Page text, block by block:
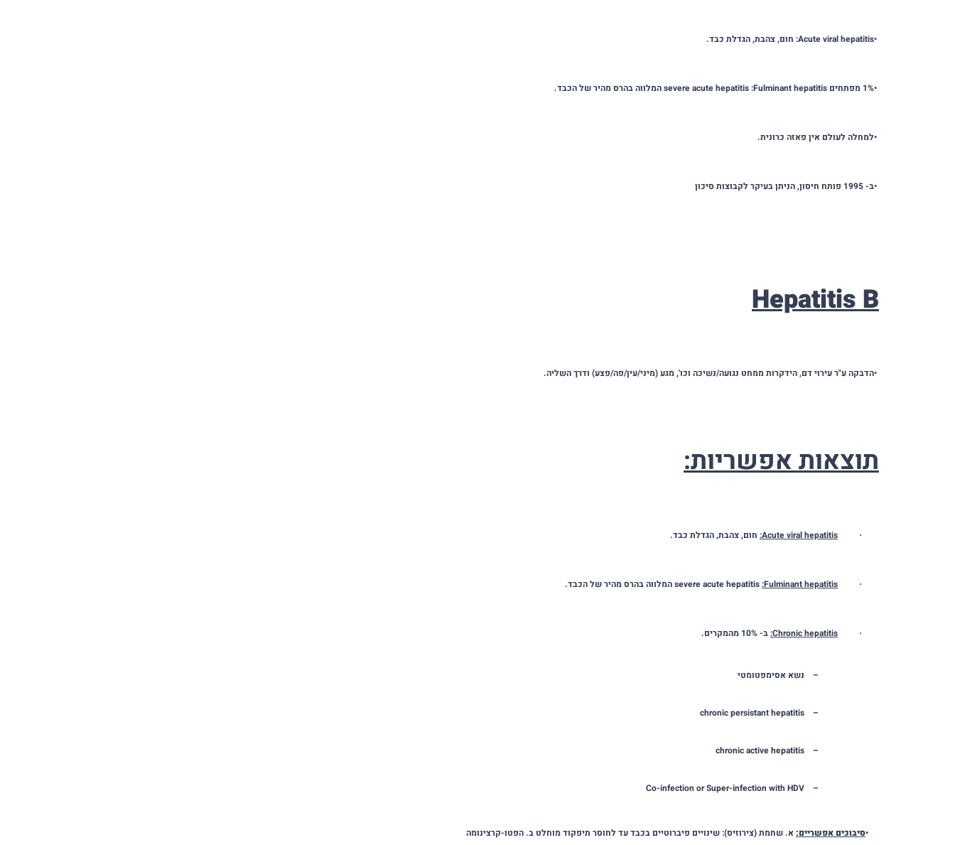
•
Acute viral hepatitis: חום, צהבת, הגדלת כבד.
•1% מפתחים Fulminant hepatitis
:
severe acute hepatitisהמלווה בהרס מהיר של הכבד.
•למחלה לעולם אין פאזה כרונית.
•ב- 1995 פותח חיסון, הניתן בעיקר לקבוצות סיכון
Hepatitis B
•הדבקה ע"ר עירוי דם, הידקרות ממחט נגועה/נשיכה וכו', מגע (מיני/עין/פה/פצע) ודרך השליה.
תוצאות אפשריות:
·
Acute viral hepatitis
: חום, צהבת, הגדלת כבד.
·
Fulminant hepatitis
:
severe acute hepatitisהמלווה בהרס מהיר של הכבד.
·
Chronic hepatitis
:ב- 10% מהמקרים.
– נשא אסימפטומטי
–
chronic persistant hepatitis
–
chronic active hepatitis
–
Co-infection or Super-infection with HDV
•סיבוכים אפשריים:א. שחמת (צירוזיס): שינויים פיברוטיים בכבד עד לחוסר תיפקוד מוחלט ב. הפטו-קרצינומה